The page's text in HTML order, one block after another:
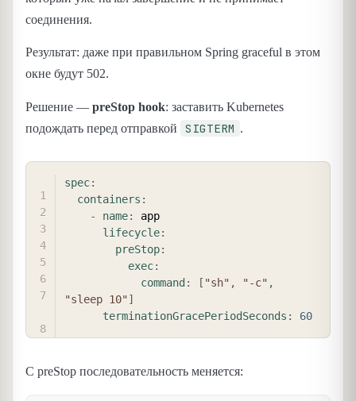
соединения.
Результат: даже при правильном Spring graceful в этом
окне будут 502.
Решение — preStop hook: заставить Kubernetes
подождать перед отправкой
SIGTERM .
spec:
containers :
-
name:
app
lifecycle:
preStop:
exec:
command : [ "sh" , "-c" ,
"sleep 10"]
terminationGracePeriodSeconds : 60
С preStop последовательность меняется: